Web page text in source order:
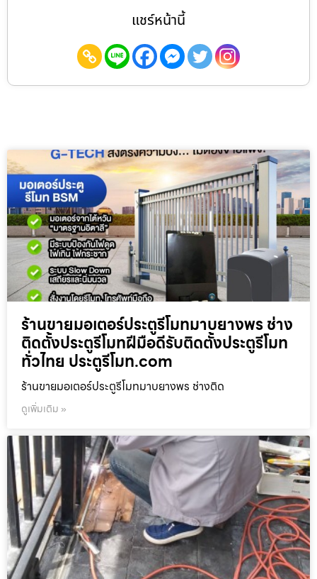
แชร์หน้านี้
ร้านขายมอเตอร์ประตูรีโมทมาบยางพร ช่าง
ติดตั้งประตูรีโมทฝีมือดีรับติดตั้งประตูรีโมท
ทั่วไทย ประตูรีโมท.com
ร้านขายมอเตอร์ประตูรีโมทมาบยางพร ช่างติด
ดูเพิ่มเติม »